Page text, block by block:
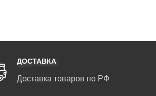
ДОСТАВКА
Доставка товаров по РФ